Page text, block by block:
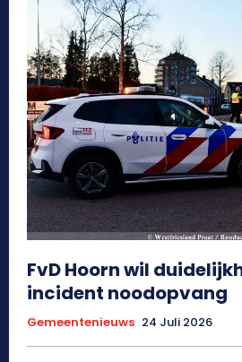
FvD Hoorn wil
incident noodopvang
Gemeentenieuws 24 Juli 2026